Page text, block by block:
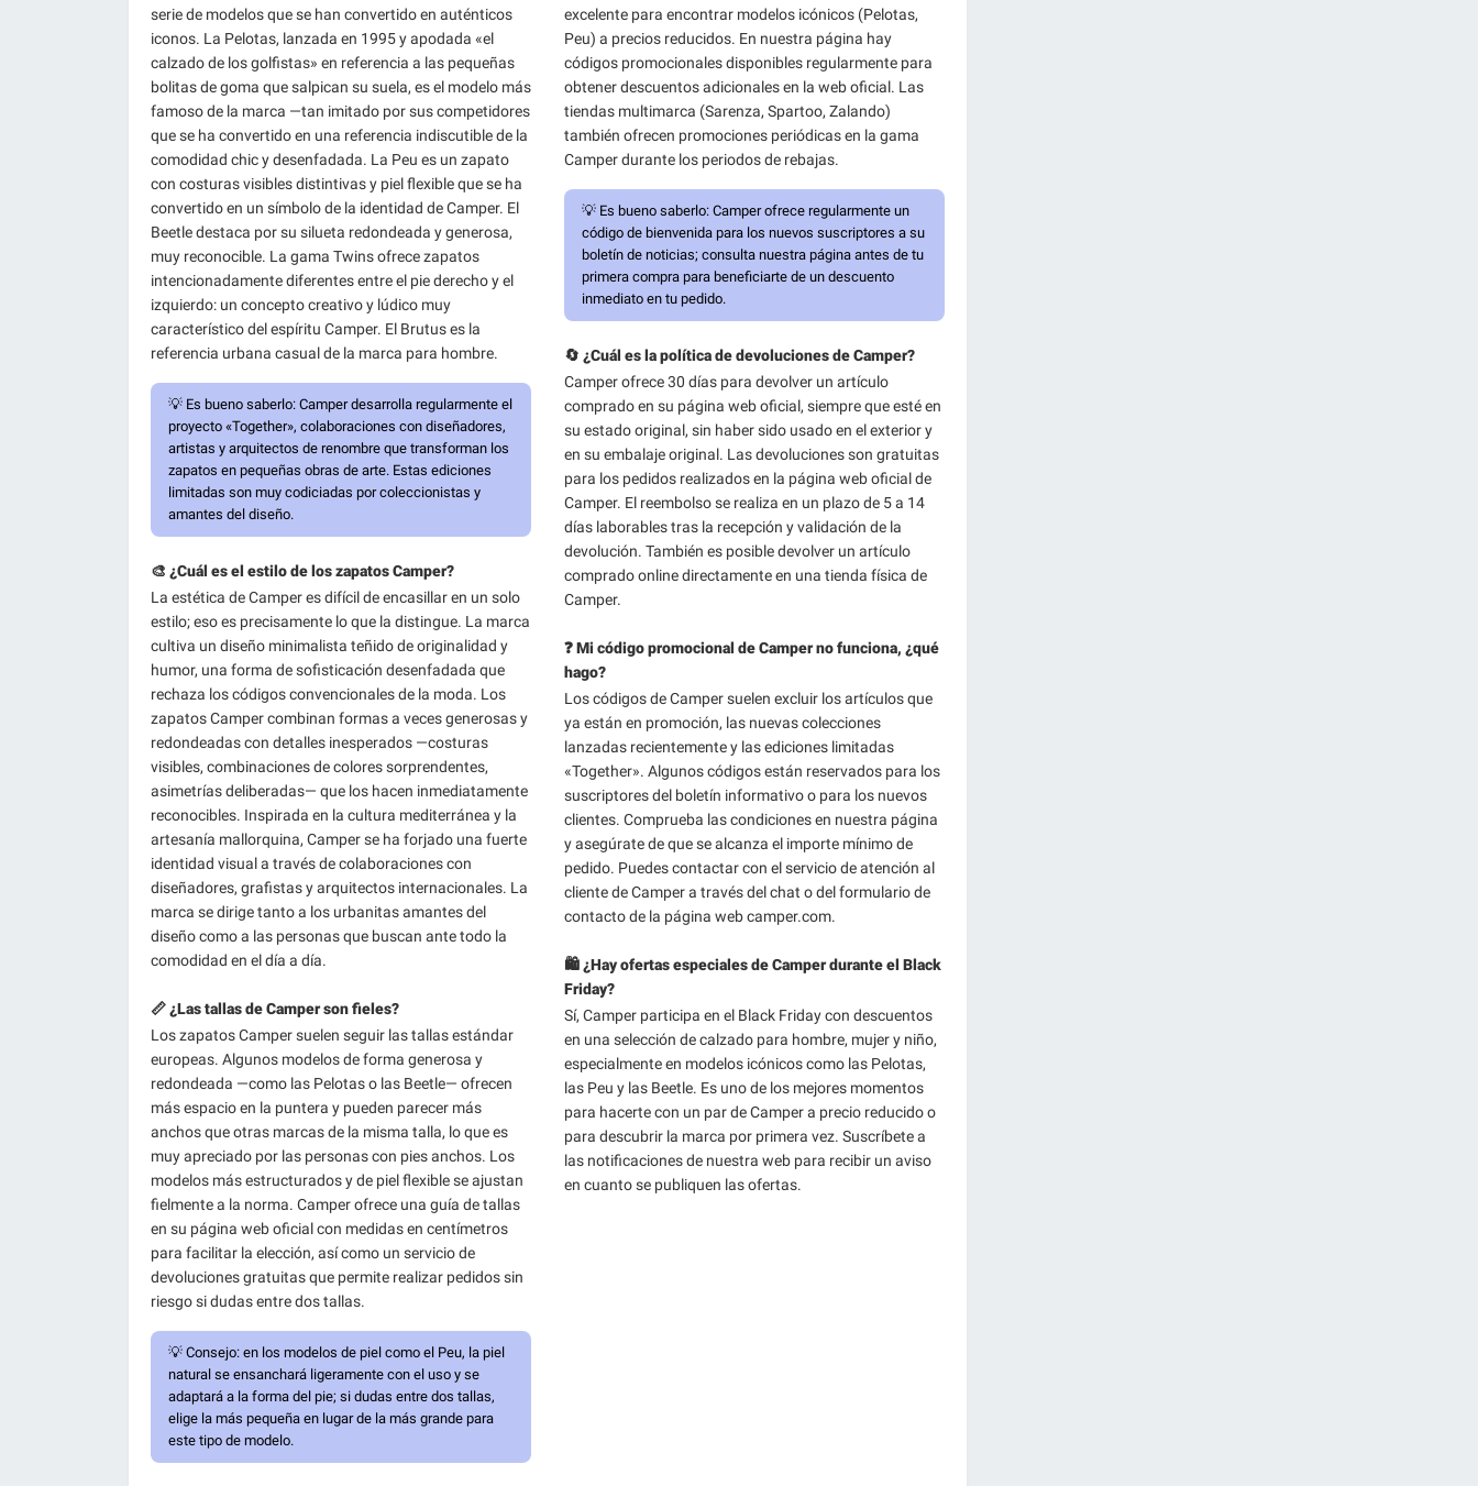
serie de modelos que se han convertido en auténticos
iconos. La Pelotas, lanzada en 1995 y apodada «el
calzado de los golfistas» en referencia a las pequeñas
bolitas de goma que salpican su suela, es el modelo más
famoso de la marca —tan imitado por sus competidores
que se ha convertido en una referencia indiscutible de la
comodidad chic y desenfadada. La Peu es un zapato
con costuras visibles distintivas y piel flexible que se ha
convertido en un símbolo de la identidad de Camper. El
Beetle destaca por su silueta redondeada y generosa,
muy reconocible. La gama Twins ofrece zapatos
intencionadamente diferentes entre el pie derecho y el
izquierdo: un concepto creativo y lúdico muy
característico del espíritu Camper. El Brutus es la
referencia urbana casual de la marca para hombre.
💡 Es bueno saberlo: Camper desarrolla regularmente el
proyecto «Together», colaboraciones con diseñadores,
artistas y arquitectos de renombre que transforman los
zapatos en pequeñas obras de arte. Estas ediciones
limitadas son muy codiciadas por coleccionistas y
amantes del diseño.
🎨 ¿Cuál es el estilo de los zapatos Camper?
La estética de Camper es difícil de encasillar en un solo
estilo; eso es precisamente lo que la distingue. La marca
cultiva un diseño minimalista teñido de originalidad y
humor, una forma de sofisticación desenfadada que
rechaza los códigos convencionales de la moda. Los
zapatos Camper combinan formas a veces generosas y
redondeadas con detalles inesperados —costuras
visibles, combinaciones de colores sorprendentes,
asimetrías deliberadas— que los hacen inmediatamente
reconocibles. Inspirada en la cultura mediterránea y la
artesanía mallorquina, Camper se ha forjado una fuerte
identidad visual a través de colaboraciones con
diseñadores, grafistas y arquitectos internacionales. La
marca se dirige tanto a los urbanitas amantes del
diseño como a las personas que buscan ante todo la
comodidad en el día a día.
📏 ¿Las tallas de Camper son fieles?
Los zapatos Camper suelen seguir las tallas estándar
europeas. Algunos modelos de forma generosa y
redondeada —como las Pelotas o las Beetle— ofrecen
más espacio en la puntera y pueden parecer más
anchos que otras marcas de la misma talla, lo que es
muy apreciado por las personas con pies anchos. Los
modelos más estructurados y de piel flexible se ajustan
fielmente a la norma. Camper ofrece una guía de tallas
en su página web oficial con medidas en centímetros
para facilitar la elección, así como un servicio de
devoluciones gratuitas que permite realizar pedidos sin
riesgo si dudas entre dos tallas.
💡 Consejo: en los modelos de piel como el Peu, la piel
natural se ensanchará ligeramente con el uso y se
adaptará a la forma del pie; si dudas entre dos tallas,
elige la más pequeña en lugar de la más grande para
este tipo de modelo.
excelente para encontrar modelos icónicos (Pelotas,
Peu) a precios reducidos. En nuestra página hay
códigos promocionales disponibles regularmente para
obtener descuentos adicionales en la web oficial. Las
tiendas multimarca (Sarenza, Spartoo, Zalando)
también ofrecen promociones periódicas en la gama
Camper durante los periodos de rebajas.
💡 Es bueno saberlo: Camper ofrece regularmente un
código de bienvenida para los nuevos suscriptores a su
boletín de noticias; consulta nuestra página antes de tu
primera compra para beneficiarte de un descuento
inmediato en tu pedido.
🔄 ¿Cuál es la política de devoluciones de Camper?
Camper ofrece 30 días para devolver un artículo
comprado en su página web oficial, siempre que esté en
su estado original, sin haber sido usado en el exterior y
en su embalaje original. Las devoluciones son gratuitas
para los pedidos realizados en la página web oficial de
Camper. El reembolso se realiza en un plazo de 5 a 14
días laborables tras la recepción y validación de la
devolución. También es posible devolver un artículo
comprado online directamente en una tienda física de
Camper.
❓ Mi código promocional de Camper no funciona, ¿qué
hago?
Los códigos de Camper suelen excluir los artículos que
ya están en promoción, las nuevas colecciones
lanzadas recientemente y las ediciones limitadas
«Together». Algunos códigos están reservados para los
suscriptores del boletín informativo o para los nuevos
clientes. Comprueba las condiciones en nuestra página
y asegúrate de que se alcanza el importe mínimo de
pedido. Puedes contactar con el servicio de atención al
cliente de Camper a través del chat o del formulario de
contacto de la página web camper.com.
🛍️ ¿Hay ofertas especiales de Camper durante el Black
Friday?
Sí, Camper participa en el Black Friday con descuentos
en una selección de calzado para hombre, mujer y niño,
especialmente en modelos icónicos como las Pelotas,
las Peu y las Beetle. Es uno de los mejores momentos
para hacerte con un par de Camper a precio reducido o
para descubrir la marca por primera vez. Suscríbete a
las notificaciones de nuestra web para recibir un aviso
en cuanto se publiquen las ofertas.